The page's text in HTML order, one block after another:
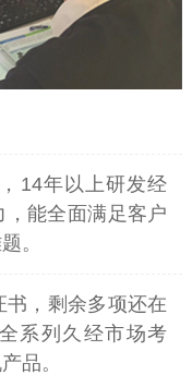
14年以上研发经
能全面满足客户
。
，剩余多项还在
系列久经市场考
品。